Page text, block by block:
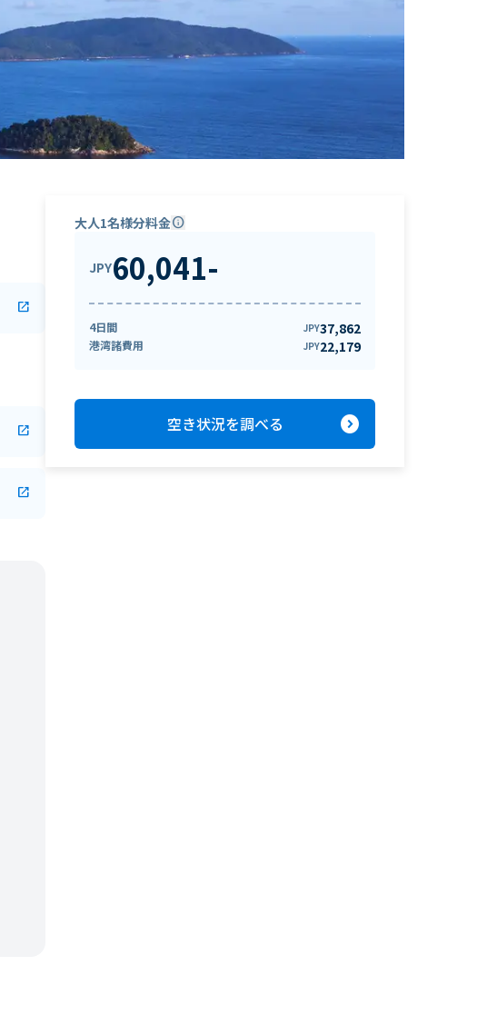
open_in_new
open_in_new
open_in_new
大人1名様分料金info
JPY60,041-
4日間 JPY37,862
港湾諸費用 JPY22,179
空き状況を調べる expand_circle_right